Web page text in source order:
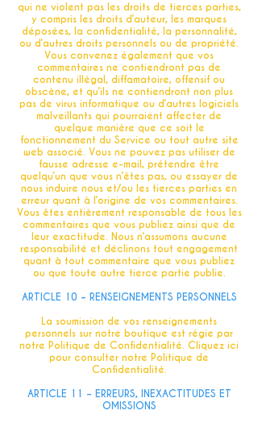
qui ne violent pas les droits de tierces parties,
y compris les droits d’auteur, les marques
déposées, la confidentialité, la personnalité,
ou d’autres droits personnels ou de propriété.
Vous convenez également que vos
commentaires ne contiendront pas de
contenu illégal, diffamatoire, offensif ou
obscène, et qu’ils ne contiendront non plus
pas de virus informatique ou d’autres logiciels
malveillants qui pourraient affecter de
quelque manière que ce soit le
fonctionnement du Service ou tout autre site
web associé. Vous ne pouvez pas utiliser de
fausse adresse e-mail, prétendre être
quelqu’un que vous n’êtes pas, ou essayer de
nous induire nous et/ou les tierces parties en
erreur quant à l’origine de vos commentaires.
Vous êtes entièrement responsable de tous les
commentaires que vous publiez ainsi que de
leur exactitude. Nous n’assumons aucune
responsabilité et déclinons tout engagement
quant à tout commentaire que vous publiez
ou que toute autre tierce partie publie.
ARTICLE 10 – RENSEIGNEMENTS PERSONNELS
La soumission de vos renseignements
personnels sur notre boutique est régie par
notre Politique de Confidentialité. Cliquez ici
pour consulter notre Politique de
Confidentialité.
ARTICLE 11 – ERREURS, INEXACTITUDES ET
OMISSIONS